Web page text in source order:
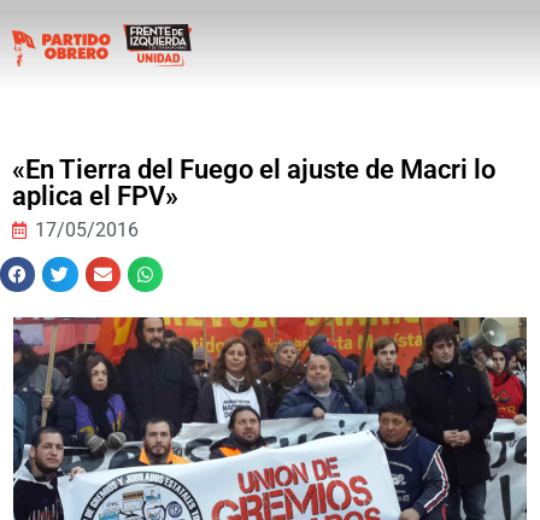
«En Tierra del Fuego el ajuste de Macri lo
aplica el FPV»
17/05/2016